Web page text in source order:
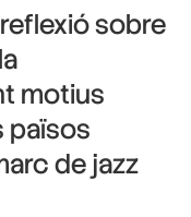
sobre
motius
països
de jazz